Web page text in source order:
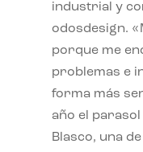
industrial y
odosdesign.
porque me
problemas e
forma más
año el
Blasco, una